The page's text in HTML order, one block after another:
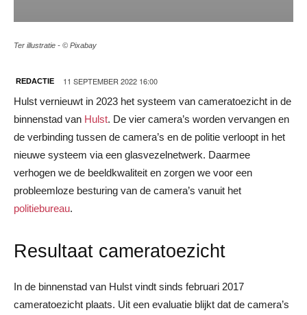
Ter illustratie - © Pixabay
REDACTIE 11 SEPTEMBER 2022 16:00
Hulst vernieuwt in 2023 het systeem van cameratoezicht in de
binnenstad van Hulst. De vier camera’s worden vervangen en
de verbinding tussen de camera’s en de politie verloopt in het
nieuwe systeem via een glasvezelnetwerk. Daarmee
verhogen we de beeldkwaliteit en zorgen we voor een
probleemloze besturing van de camera’s vanuit het
politiebureau.
Resultaat cameratoezicht
In de binnenstad van Hulst vindt sinds februari 2017
cameratoezicht plaats. Uit een evaluatie blijkt dat de camera’s